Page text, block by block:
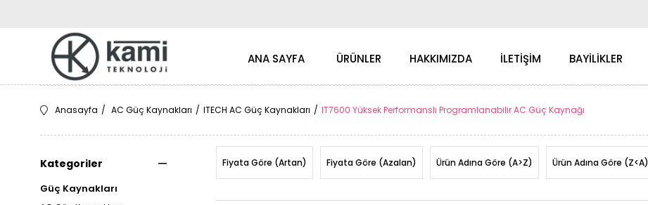
ANA SAYFA ÜRÜNLER HAKKIMIZDA İLETİŞİM BAYİLİKLER
Anasayfa AC Güç Kaynakları ITECH AC Güç Kaynakları IT7600 Yüksek Performanslı Programlanabilir AC Güç Kaynağı
Kategoriler
Güç Kaynakları
Fiyata Göre (Artan) Fiyata Göre (Azalan) Ürün Adına Göre (A>Z) Ürün Adına Göre (Z<A)